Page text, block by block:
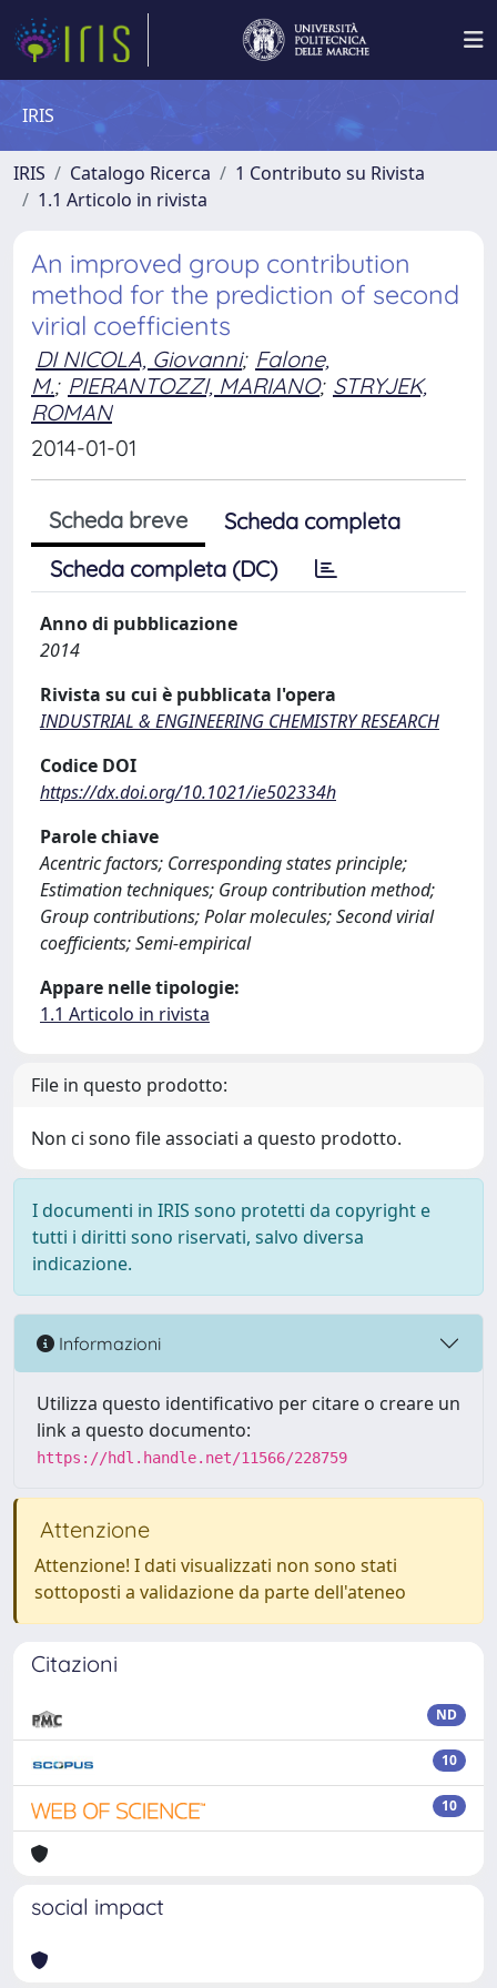
IRIS
IRIS Catalogo Ricerca
1 Contributo su Rivista
1.1 Articolo in rivista
An improved group contribution
method for the prediction of second
virial coefficients
DI NICOLA, Giovanni; Falone,
M.; PIERANTOZZI, MARIANO; STRYJEK,
ROMAN
2014-01-01
Scheda breve
Scheda completa
Scheda completa (DC)
Anno di pubblicazione
2014
Rivista su cui è pubblicata l'opera
INDUSTRIAL & ENGINEERING CHEMISTRY RESEARCH
Codice DOI
https://dx.doi.org/10.1021/ie502334h
Parole chiave
Acentric factors; Corresponding states principle;
Estimation techniques; Group contribution method;
Group contributions; Polar molecules; Second virial
coefficients; Semi-empirical
Appare nelle tipologie:
1.1 Articolo in rivista
File in questo prodotto:
Non ci sono file associati a questo prodotto.
I documenti in IRIS sono protetti da copyright e
tutti i diritti sono riservati, salvo diversa
indicazione.
Informazioni
Utilizza questo identificativo per citare o creare un
link a questo documento:
https://hdl.handle.net/11566/228759
Attenzione
Attenzione! I dati visualizzati non sono stati
sottoposti a validazione da parte dell'ateneo
Citazioni
ND
10
10
social impact